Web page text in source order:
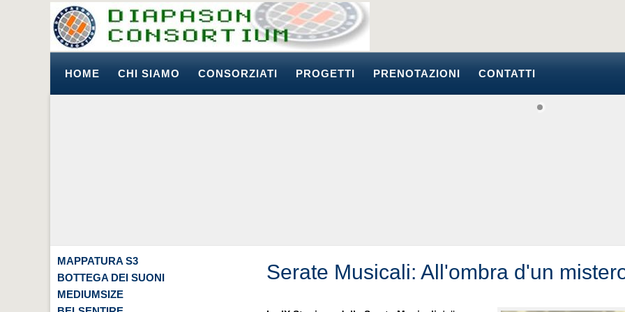
HOME CHI SIAMO CONSORZIATI PROGETTI PRENOTAZIONI CONTATTI
MAPPATURA S3
BOTTEGA DEI SUONI
MEDIUMSIZE
Serate Musicali: All'ombra d'un